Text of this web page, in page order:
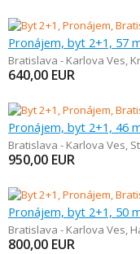
Pronájem, byt 2+1, 57
Bratislava - Karlova Ves,
640,00 EUR
Pronájem, byt 2+1, 46
Bratislava - Karlova Ves,
950,00 EUR
Pronájem, byt 2+1, 50
Bratislava - Karlova Ves,
800,00 EUR